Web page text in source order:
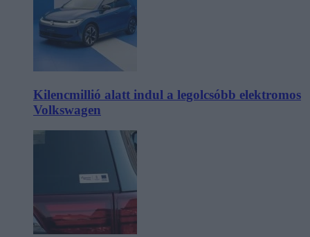
Kilencmillió alatt indul a legolcsóbb elektromos
Volkswagen